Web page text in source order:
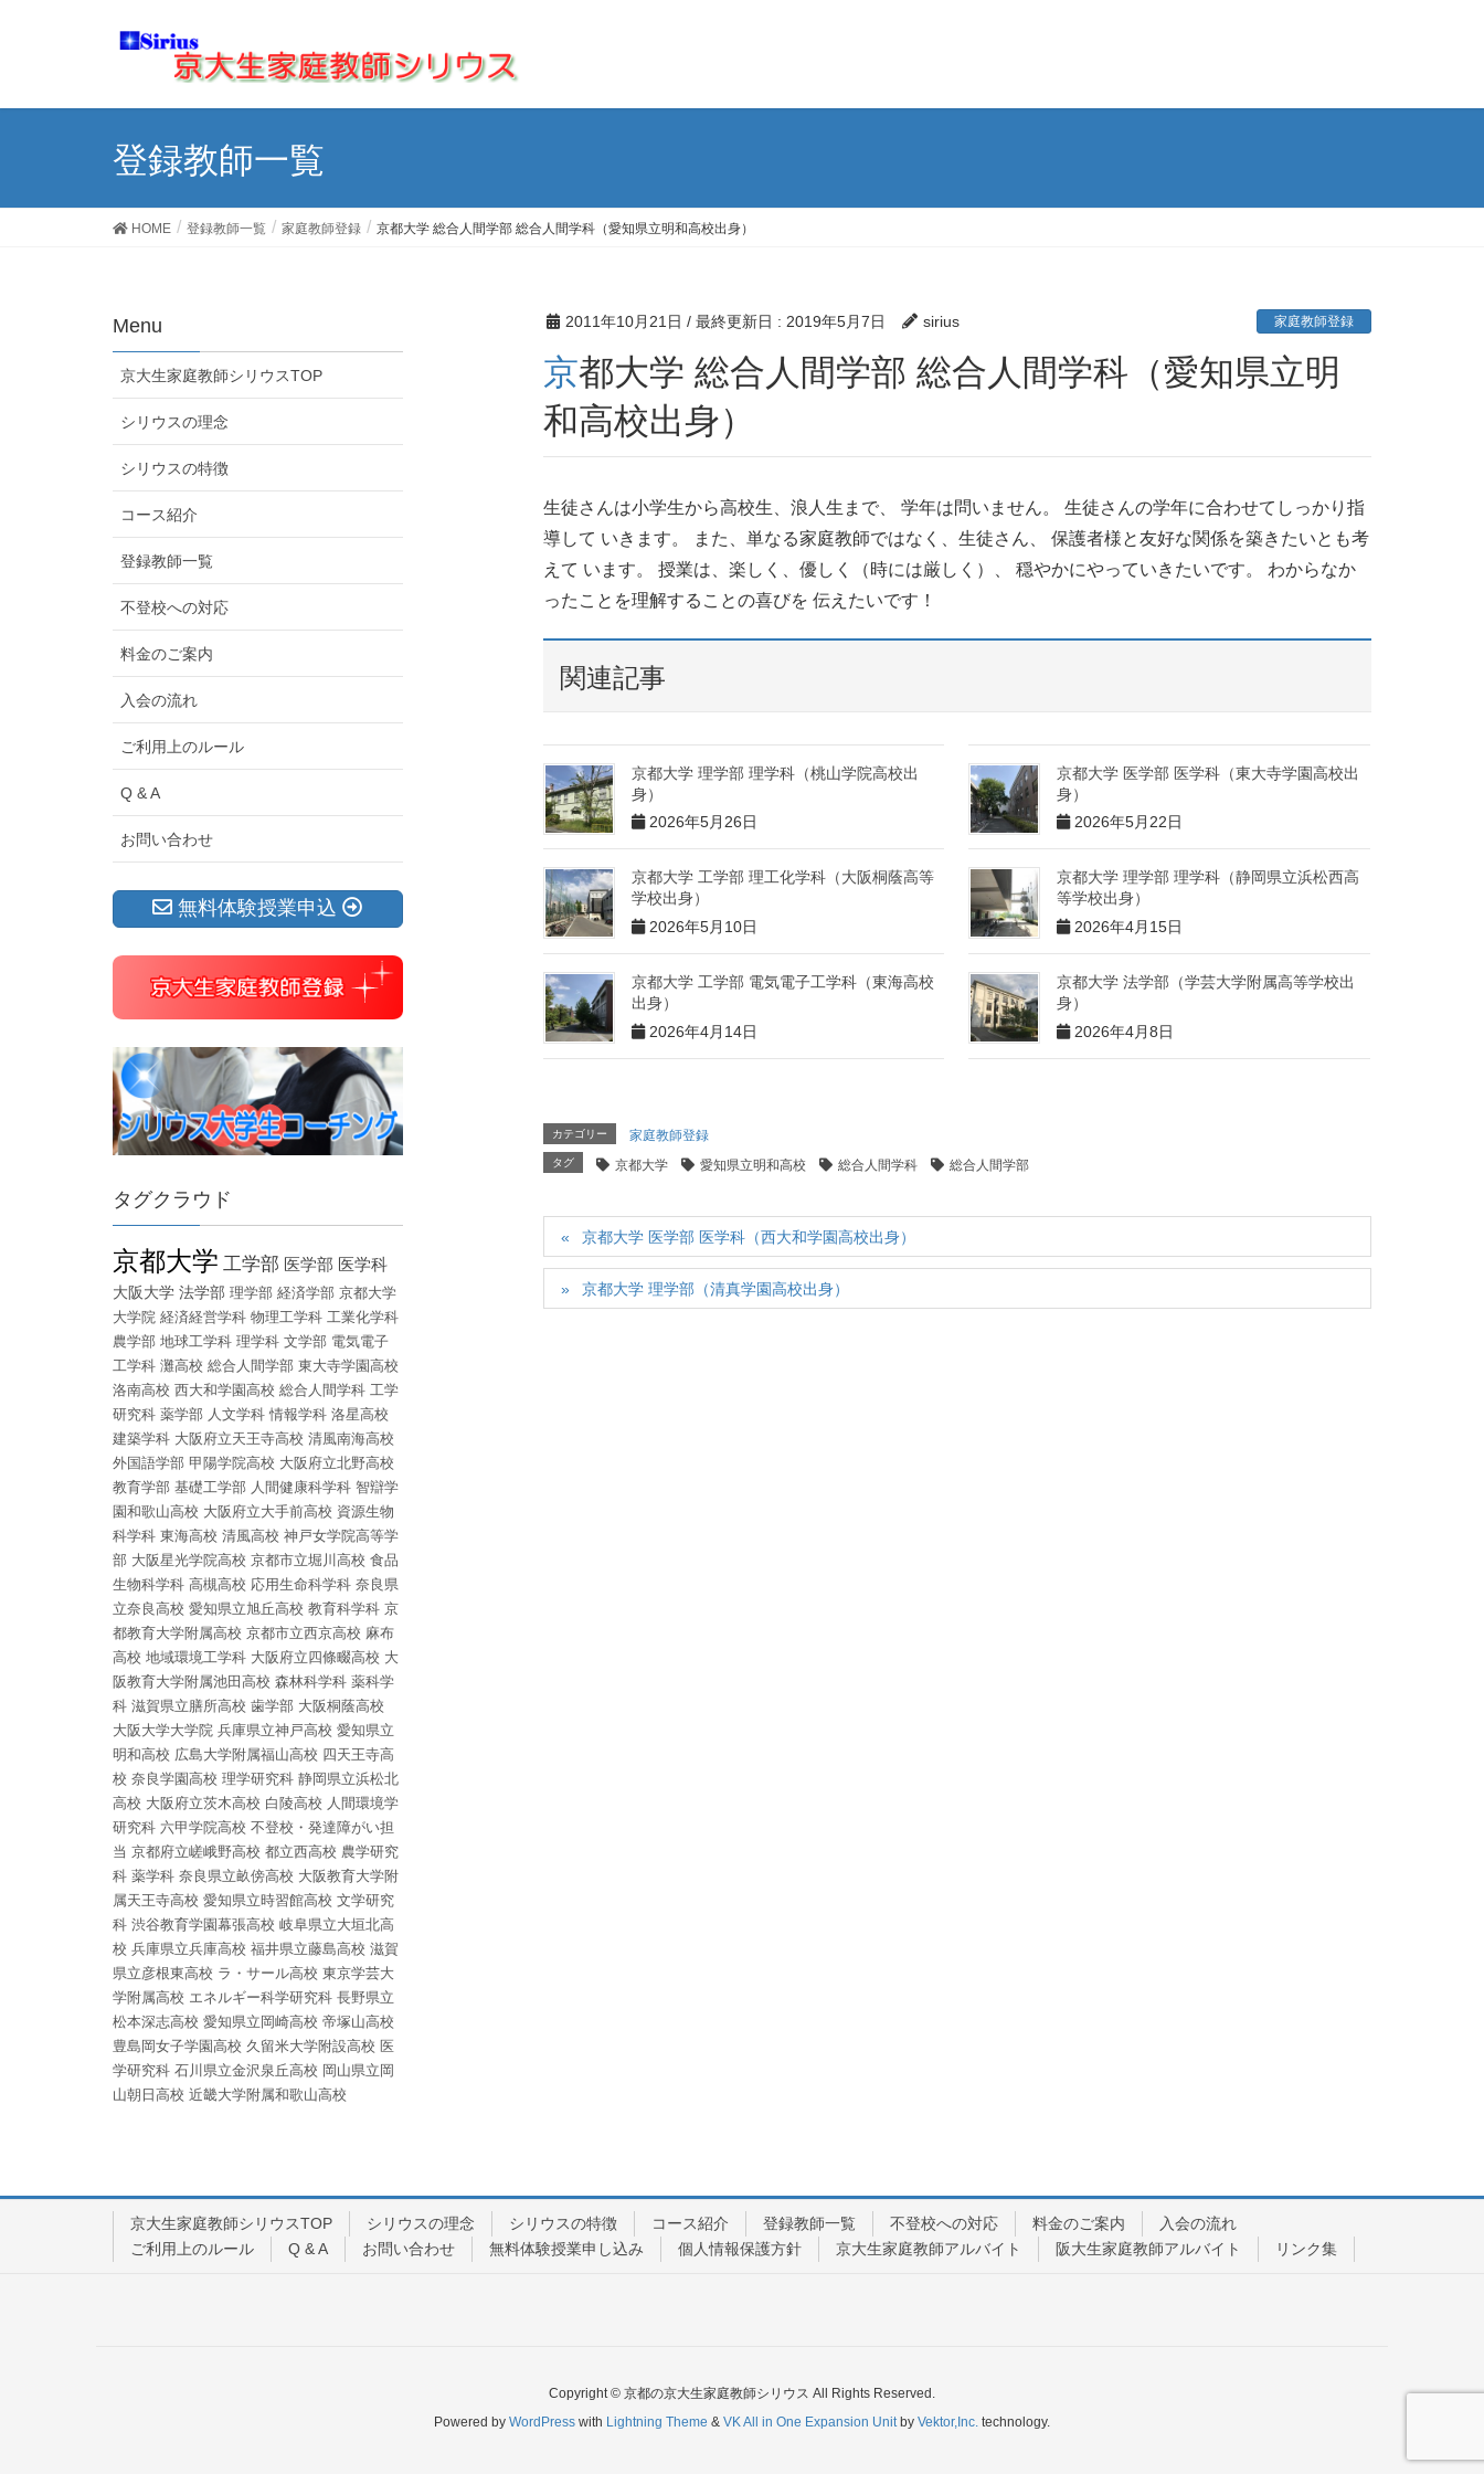
登録教師一覧
HOME 登録教師一覧 家庭教師登録 京都大学 総合人間学部 総合人間学科（愛知県立明和高校出身）
2011年10月21日 / 最終更新日 : 2019年5月7日 sirius 家庭教師登録
京都大学 総合人間学部 総合人間学科（愛知県立明
和高校出身）
生徒さんは小学生から高校生、浪人生まで、 学年は問いません。 生徒さんの学年に合わせてしっかり指
導して いきます。 また、単なる家庭教師ではなく、生徒さん、 保護者様と友好な関係を築きたいとも考
えて います。 授業は、楽しく、優しく（時には厳しく）、 穏やかにやっていきたいです。 わからなか
ったことを理解することの喜びを 伝えたいです！
関連記事
京都大学 理学部 理学科（桃山学院高校出
身）
2026年5月26日
京都大学 医学部 医学科（東大寺学園高校出
身）
2026年5月22日
京都大学 工学部 理工化学科（大阪桐蔭高等
学校出身）
2026年5月10日
京都大学 理学部 理学科（静岡県立浜松西高
等学校出身）
2026年4月15日
京都大学 工学部 電気電子工学科（東海高校
出身）
2026年4月14日
京都大学 法学部（学芸大学附属高等学校出
身）
2026年4月8日
カテゴリー 家庭教師登録
タグ 京都大学 愛知県立明和高校 総合人間学科 総合人間学部
京都大学 医学部 医学科（西大和学園高校出身）
京都大学 理学部（清真学園高校出身）
Menu
京大生家庭教師シリウスTOP
シリウスの理念
シリウスの特徴
コース紹介
登録教師一覧
不登校への対応
料金のご案内
入会の流れ
ご利用上のルール
Q & A
お問い合わせ
無料体験授業申込
タグクラウド
京都大学 工学部 医学部 医学科
大阪大学 法学部 理学部 経済学部 京都大学
大学院 経済経営学科 物理工学科 工業化学科
農学部 地球工学科 理学科 文学部 電気電子
工学科 灘高校 総合人間学部 東大寺学園高校
洛南高校 西大和学園高校 総合人間学科 工学
研究科 薬学部 人文学科 情報学科 洛星高校
建築学科 大阪府立天王寺高校 清風南海高校
外国語学部 甲陽学院高校 大阪府立北野高校
教育学部 基礎工学部 人間健康科学科 智辯学
園和歌山高校 大阪府立大手前高校 資源生物
科学科 東海高校 清風高校 神戸女学院高等学
部 大阪星光学院高校 京都市立堀川高校 食品
生物科学科 高槻高校 応用生命科学科 奈良県
立奈良高校 愛知県立旭丘高校 教育科学科 京
都教育大学附属高校 京都市立西京高校 麻布
高校 地域環境工学科 大阪府立四條畷高校 大
阪教育大学附属池田高校 森林科学科 薬科学
科 滋賀県立膳所高校 歯学部 大阪桐蔭高校
大阪大学大学院 兵庫県立神戸高校 愛知県立
明和高校 広島大学附属福山高校 四天王寺高
校 奈良学園高校 理学研究科 静岡県立浜松北
高校 大阪府立茨木高校 白陵高校 人間環境学
研究科 六甲学院高校 不登校・発達障がい担
当 京都府立嵯峨野高校 都立西高校 農学研究
科 薬学科 奈良県立畝傍高校 大阪教育大学附
属天王寺高校 愛知県立時習館高校 文学研究
科 渋谷教育学園幕張高校 岐阜県立大垣北高
校 兵庫県立兵庫高校 福井県立藤島高校 滋賀
県立彦根東高校 ラ・サール高校 東京学芸大
学附属高校 エネルギー科学研究科 長野県立
松本深志高校 愛知県立岡崎高校 帝塚山高校
豊島岡女子学園高校 久留米大学附設高校 医
学研究科 石川県立金沢泉丘高校 岡山県立岡
山朝日高校 近畿大学附属和歌山高校
京大生家庭教師シリウスTOP シリウスの理念 シリウスの特徴 コース紹介 登録教師一覧 不登校への対応 料金のご案内
入会の流れ
ご利用上のルール
Q & A お問い合わせ 無料体験授業申し込み 個人情報保護方針 京大生家庭教師アルバイト 阪大生家庭教師アルバイト リンク集
Copyright © 京都の京大生家庭教師シリウス All Rights Reserved.
Powered by WordPress with Lightning Theme & VK All in One Expansion Unit by Vektor,Inc. technology.